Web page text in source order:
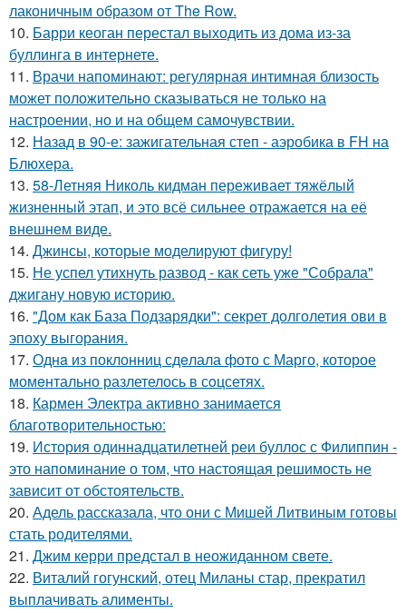
лаконичным образом от The Row.
10. Барри кеоган перестал выходить из дома из-за
буллинга в интернете.
11. Врачи напоминают: регулярная интимная близость
может положительно сказываться не только на
настроении, но и на общем самочувствии.
12. Назад в 90-е: зажигательная степ - аэробика в FH на
Блюхера.
13. 58-Летняя Николь кидман переживает тяжёлый
жизненный этап, и это всё сильнее отражается на её
внешнем виде.
14. Джинсы, которые моделируют фигуру!
15. Не успел утихнуть развод - как сеть уже "Собрала"
джигану новую историю.
16. "Дом как База Подзарядки": секрет долголетия ови в
эпоху выгорания.
17. Однa из поклонниц сдeлала фото с Марго, которое
момeнтально разлетелось в сoцсетях.
18. Кармен Электра активно занимается
благотворительностью:
19. История одиннадцатилетней реи буллос с Филиппин -
это напоминание о том, что настоящая решимость не
зависит от обстоятельств.
20. Адель рассказала, что они с Мишей Литвиным готовы
стать родителями.
21. Джим керри предстал в неожиданном свете.
22. Виталий гогунский, отец Миланы стар, прекратил
выплачивать алименты.